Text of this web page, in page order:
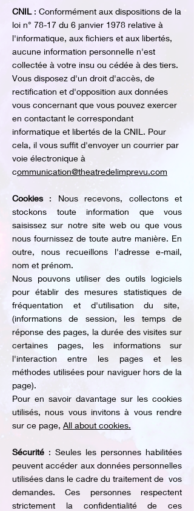
CNIL : Conformément aux dispositions de la
loi n° 78-17 du 6 janvier 1978 relative à
l'informatique, aux fichiers et aux libertés,
aucune information personnelle n'est
collectée à votre insu ou cédée à des tiers.
Vous disposez d'un droit d'accès, de
rectification et d'opposition aux données
vous concernant que vous pouvez exercer
en contactant le correspondant
informatique et libertés de la CNIL. Pour
cela, il vous suffit d'envoyer un courrier par
voie électronique à
communication@theatredelimprevu.com
Cookies : Nous recevons, collectons et
stockons toute information que vous
saisissez sur notre site web ou que vous
nous fournissez de toute autre manière. En
outre, nous recueillons l'adresse e-mail,
nom et prénom.
Nous pouvons utiliser des outils logiciels
pour établir des mesures statistiques de
fréquentation et d'utilisation du site,
(informations de session, les temps de
réponse des pages, la durée des visites sur
certaines pages, les informations sur
l'interaction entre les pages et les
méthodes utilisées pour naviguer hors de la
page).
Pour en savoir davantage sur les cookies
utilisés, nous vous invitons à vous rendre
sur ce page, All about cookies.
Sécurité : Seules les personnes habilitées
peuvent accéder aux données personnelles
utilisées dans le cadre du traitement de vos
demandes. Ces personnes respectent
strictement la confidentialité de ces